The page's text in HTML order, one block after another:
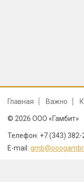
Главная Важно
© 2026 ООО «Гамбит»
Телефон: +7 (343)
E-mail: